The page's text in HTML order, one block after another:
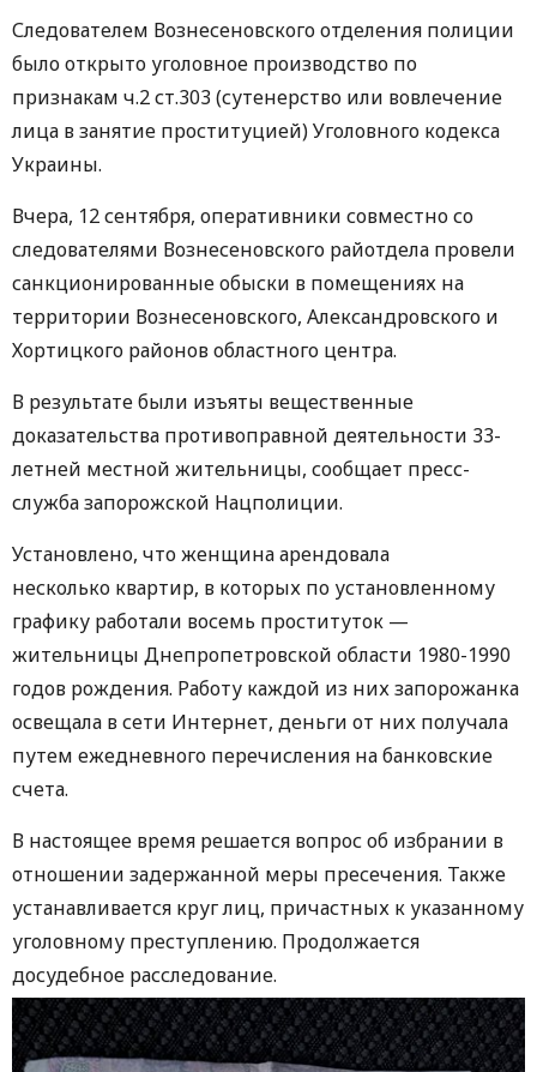
Следователем Вознесеновского отделения полиции
было открыто уголовное производство по
признакам ч.2 ст.303 (сутенерство или вовлечение
лица в занятие проституцией) Уголовного кодекса
Украины.
Вчера, 12 сентября, оперативники совместно со
следователями Вознесеновского райотдела провели
санкционированные обыски в помещениях на
территории Вознесеновского, Александровского и
Хортицкого районов областного центра.
В результате были изъяты вещественные
доказательства противоправной деятельности 33-
летней местной жительницы, сообщает пресс-
служба запорожской Нацполиции.
Установлено, что женщина арендовала
несколько квартир, в которых по установленному
графику работали восемь проституток —
жительницы Днепропетровской области 1980-1990
годов рождения. Работу каждой из них запорожанка
освещала в сети Интернет, деньги от них получала
путем ежедневного перечисления на банковские
счета.
В настоящее время решается вопрос об избрании в
отношении задержанной меры пресечения. Также
устанавливается круг лиц, причастных к указанному
уголовному преступлению. Продолжается
досудебное расследование.